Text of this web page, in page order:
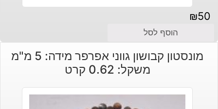
₪50
הוסף לסל
מונסטון קבושון גווני אפרפר מידה: 5 מ"מ
משקל: 0.62 קרט